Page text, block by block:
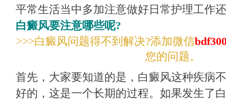
平常生活当中多加注意做好日常护理工作
白癜风要注意哪些呢?
>>>白癜风问题得不到解决?添加微信
您的问题。
首先，大家要知道的是，白癜风这种疾病
好的，这是一个长期的过程。如果发生了